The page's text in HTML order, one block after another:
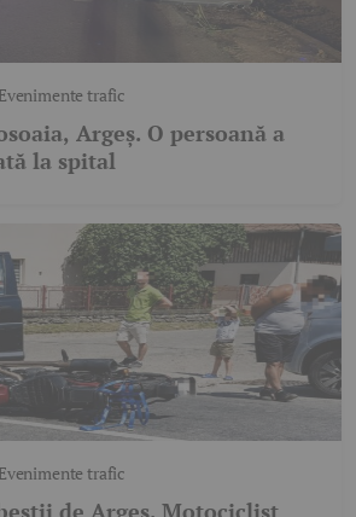
Evenimente trafic
Argeș. O persoană a
la spital
Evenimente trafic
de Argeș. Motociclist